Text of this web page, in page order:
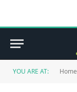
YOU ARE AT: Home